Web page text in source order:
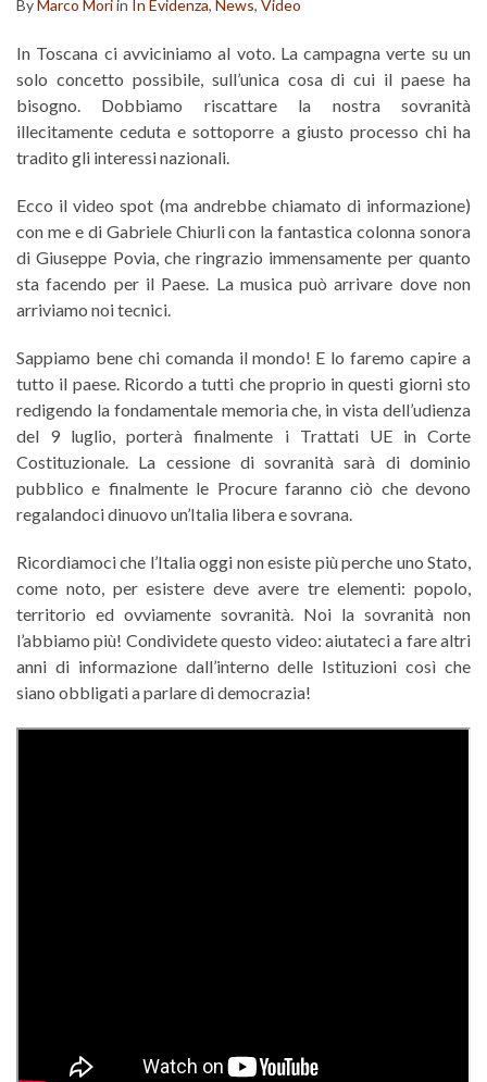
ByMarco Moriin In Evidenza, News, Video
In Toscana ci avviciniamo al voto. La campagna verte su un
solo concetto possibile, sull’unica cosa di cui il paese ha
bisogno. Dobbiamo riscattare la nostra sovranità
illecitamente ceduta e sottoporre a giusto processo chi ha
tradito gli interessi nazionali.
Ecco il video spot (ma andrebbe chiamato di informazione)
con me e di Gabriele Chiurli con la fantastica colonna sonora
di Giuseppe Povia, che ringrazio immensamente per quanto
sta facendo per il Paese. La musica può arrivare dove non
arriviamo noi tecnici.
Sappiamo bene chi comanda il mondo! E lo faremo capire a
tutto il paese. Ricordo a tutti che proprio in questi giorni sto
redigendo la fondamentale memoria che, in vista dell’udienza
del 9 luglio, porterà finalmente i Trattati UE in Corte
Costituzionale. La cessione di sovranità sarà di dominio
pubblico e finalmente le Procure faranno ciò che devono
regalandoci dinuovo un’Italia libera e sovrana.
Ricordiamoci che l’Italia oggi non esiste più perche uno Stato,
come noto, per esistere deve avere tre elementi: popolo,
territorio ed ovviamente sovranità. Noi la sovranità non
l’abbiamo più! Condividete questo video: aiutateci a fare altri
anni di informazione dall’interno delle Istituzioni così che
siano obbligati a parlare di democrazia!